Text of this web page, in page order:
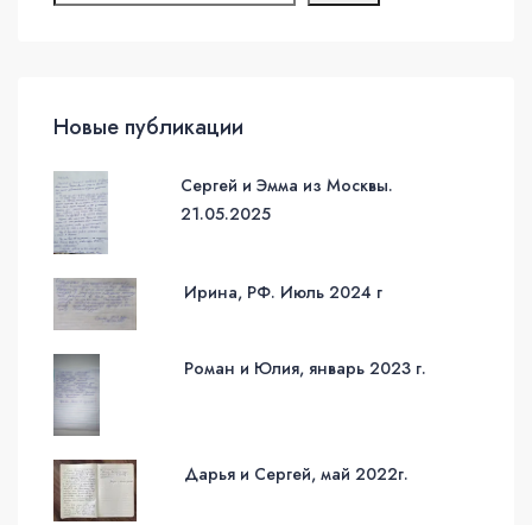
Новые публикации
Сергей и Эмма из Москвы.
21.05.2025
Ирина, РФ. Июль 2024 г
Роман и Юлия, январь 2023 г.
Дарья и Сергей, май 2022г.